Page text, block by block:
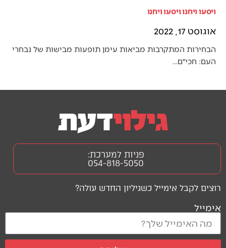
ויסעו ויחנו ויסעו ויחנו
אוגוסט 17, 2022
הבחירות המתקרבות מביאות עימן תופעות מבישות של נבחרי
העם: חכי״ם…
רוצים לקבל אימייל כשגיליון החדש עולה?
אימייל
פניות למערכת:
054-818-5050